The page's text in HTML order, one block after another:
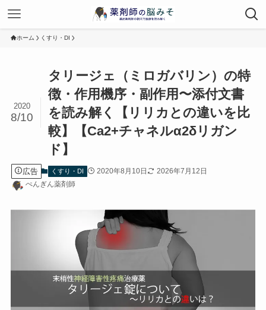
ホーム くすり・DI
タリージェ（ミロガバリン）の特
徴・作用機序・副作用〜添付文書
を読み解く【リリカとの違いを比
較】【Ca2+チャネルα2δリガン
ド】
2020
8/10
広告 くすり・DI 2020年8月10日
2026年7月12日
ぺんぎん薬剤師